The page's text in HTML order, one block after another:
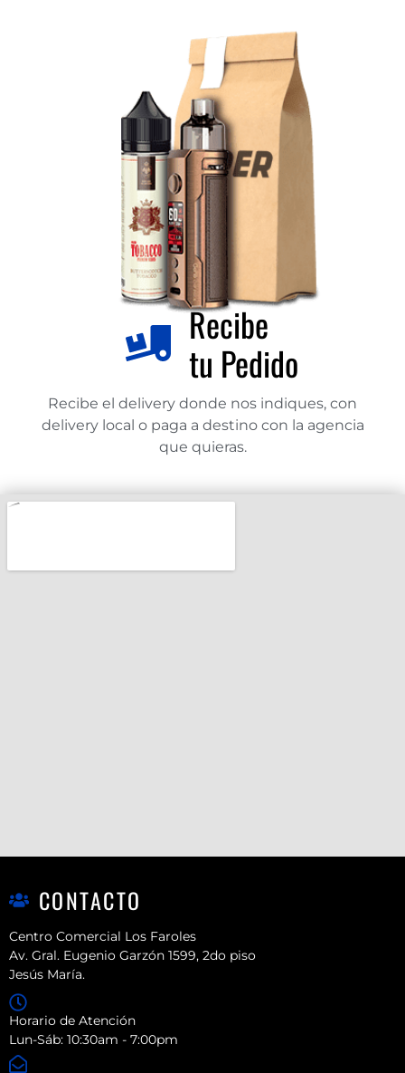
Recibe
tu Pedido
Recibe el delivery donde nos indiques, con
delivery local o paga a destino con la agencia
que quieras.
CONTACTO
Centro Comercial Los Faroles
Av. Gral. Eugenio Garzón 1599, 2do piso
Jesús María.
Horario de Atención
Lun-Sáb: 10:30am - 7:00pm